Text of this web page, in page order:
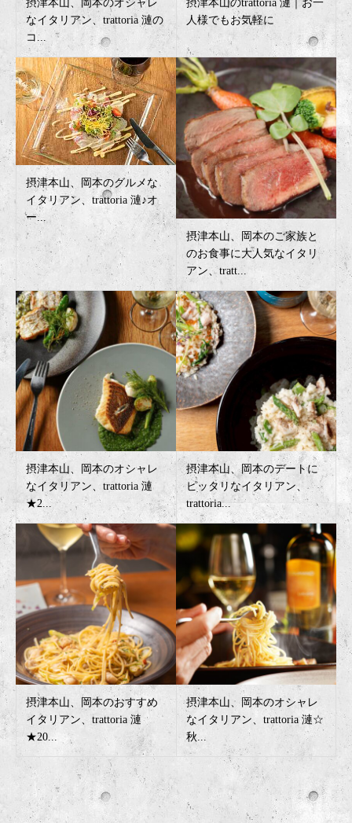
摂津本山、岡本のオシャレ
なイタリアン、trattoria 漣の
コ...
摂津本山のtrattoria 漣｜お一
人様でもお気軽に
摂津本山、岡本のグルメな
イタリアン、trattoria 漣♪オ
ー...
摂津本山、岡本のご家族と
のお食事に大人気なイタリ
アン、tratt...
摂津本山、岡本のオシャレ
なイタリアン、trattoria 漣
★2...
摂津本山、岡本のデートに
ピッタリなイタリアン、
trattoria...
摂津本山、岡本のおすすめ
イタリアン、trattoria 漣
★20...
摂津本山、岡本のオシャレ
なイタリアン、trattoria 漣☆
秋...